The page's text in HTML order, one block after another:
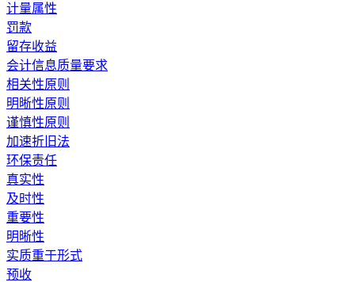
计量属性
罚款
留存收益
会计信息质量要求
相关性原则
明晰性原则
谨慎性原则
加速折旧法
环保责任
真实性
及时性
重要性
明晰性
实质重于形式
预收